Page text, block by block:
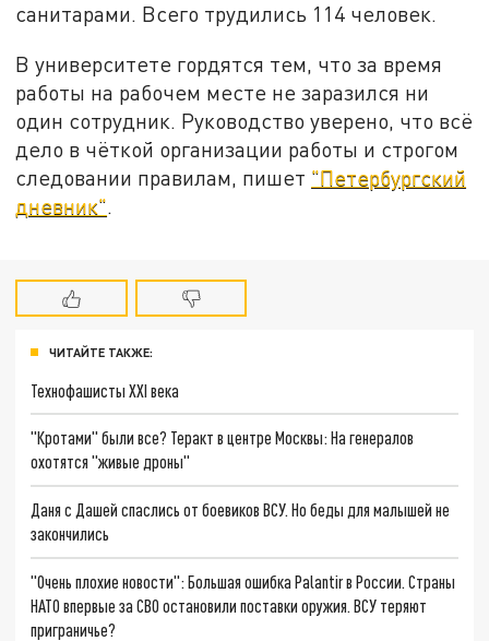
санитарами. Всего трудились 114 человек.
В университете гордятся тем, что за время
работы на рабочем месте не заразился ни
один сотрудник. Руководство уверено, что всё
дело в чёткой организации работы и строгом
следовании правилам, пишет "Петербургский
дневник".
ЧИТАЙТЕ ТАКЖЕ:
Технофашисты XXI века
"Кротами" были все? Теракт в центре Москвы: На генералов
охотятся "живые дроны"
Даня с Дашей спаслись от боевиков ВСУ. Но беды для малышей не
закончились
"Очень плохие новости": Большая ошибка Palantir в России. Страны
НАТО впервые за СВО остановили поставки оружия. ВСУ теряют
приграничье?